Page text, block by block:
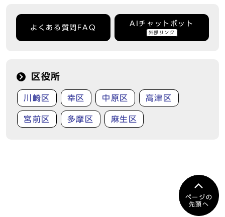
よくある質問FAQ
AIチャットボット
外部リンク
区役所
川崎区 幸区 中原区 高津区
宮前区 多摩区 麻生区
ページの
先頭へ